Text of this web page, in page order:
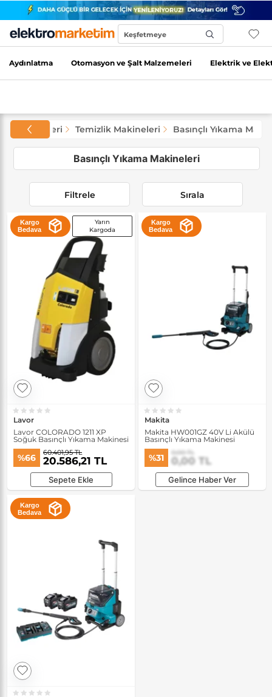
Keşfetmeye
Aydınlatma Otomasyon ve Şalt Malzemeleri Elektrik ve
ve El Aletleri Temizlik Makineleri Basınçlı Yıkama
Basınçlı Yıkama Makineleri
Filtrele Sırala
Kargo
Bedava
Yarın
Kargoda
Lavor
Lavor COLORADO 1211 XP
Soğuk Basınçlı Yıkama Makinesi
%66 60.401,95 TL
20.586,21 TL
Sepete Ekle
Kargo
Bedava
Makita
Makita HW001GZ 40V Li Akülü
Basınçlı Yıkama Makinesi
%31 0,00 TL
0,00 TL
Gelince Haber Ver
Kargo
Bedava